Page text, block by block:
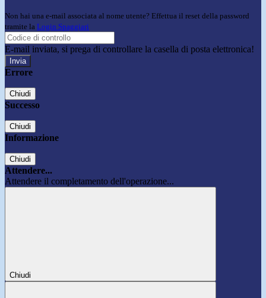
Non hai una e-mail associata al nome utente? Effettua il reset della password
tramite la Login Spaggiari
E-mail inviata, si prega di controllare la casella di posta elettronica!
Errore
Chiudi
Successo
Chiudi
Informazione
Chiudi
Attendere...
Attendere il completamento dell'operazione...
Chiudi